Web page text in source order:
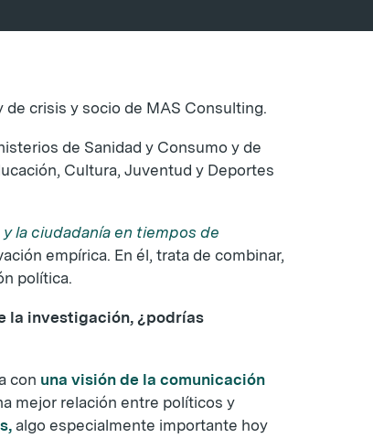
crisis y socio de MAS Consulting.
de Sanidad y Consumo y de
Cultura, Juventud y Deportes
la ciudadanía en tiempos de
empírica. En él, trata de combinar,
política.
la investigación, ¿podrías
con una visión de la comunicación
mejor relación entre políticos y
algo especialmente importante hoy